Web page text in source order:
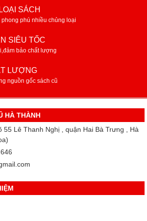
SÁCH
phú nhiều chủng loại
SIÊU TỐC
bảo chất lượng
LƯỢNG
nguồn gốc sách cũ
HÀ THÀNH
55 Lê Thanh Nghị , quận Hai Bà Trưng , Hà